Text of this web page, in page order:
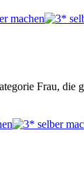
Frau, die